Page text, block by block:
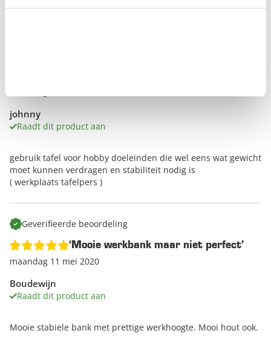
johnny
Raadt dit product aan
gebruik tafel voor hobby doeleinden die wel eens wat gewicht
moet kunnen verdragen en stabiliteit nodig is
( werkplaats tafelpers )
Geverifieerde beoordeling
Boudewijn
Raadt dit product aan
‘Mooie werkbank maar niet perfect’
maandag 11 mei 2020
Mooie stabiele bank met prettige werkhoogte. Mooi hout ook.